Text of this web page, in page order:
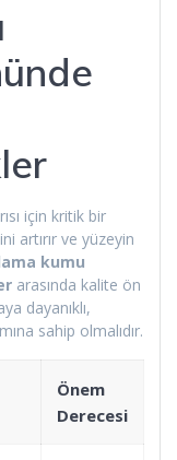
için kritik bir
artırır ve yüzeyin
kumu
arasında kalite ön
dayanıklı,
sahip olmalıdır.
Önem
Derecesi